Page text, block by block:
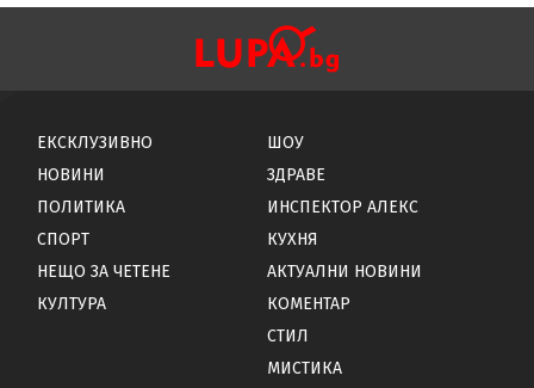
ЕКСКЛУЗИВНО
НОВИНИ
ПОЛИТИКА
СПОРТ
НЕЩО ЗА ЧЕТЕНЕ
КУЛТУРА
ШОУ
ЗДРАВЕ
ИНСПЕКТОР АЛЕКС
КУХНЯ
АКТУАЛНИ НОВИНИ
КОМЕНТАР
СТИЛ
МИСТИКА